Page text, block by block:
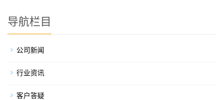
导航栏目
公司新闻
行业资讯
客户答疑